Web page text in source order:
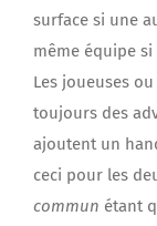
surface si une
même équipe
Les joueuses
toujours des
ajoutent un
ceci pour les
commun étant